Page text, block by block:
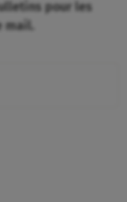
pour les